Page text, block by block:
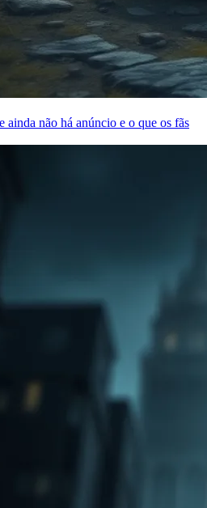
não há anúncio e o que os fãs